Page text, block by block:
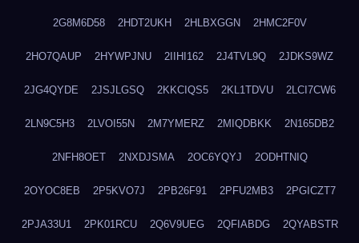
2G8M6D58 2HDT2UKH 2HLBXGGN 2HMC2F0V
2HO7QAUP 2HYWPJNU 2IIHI162 2J4TVL9Q 2JDKS9WZ
2JG4QYDE 2JSJLGSQ 2KKCIQS5 2KL1TDVU 2LCI7CW6
2LN9C5H3 2LVOI55N 2M7YMERZ 2MIQDBKK 2N165DB2
2NFH8OET 2NXDJSMA 2OC6YQYJ 2ODHTNIQ
2OYOC8EB 2P5KVO7J 2PB26F91 2PFU2MB3 2PGICZT7
2PJA33U1 2PK01RCU 2Q6V9UEG 2QFIABDG 2QYABSTR